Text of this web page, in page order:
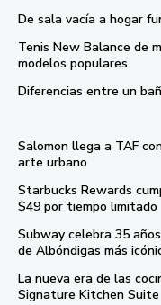
De sala vacía a hogar
Tenis New Balance de
modelos populares
Diferencias entre un
Salomon llega a TAF
arte urbano
Starbucks Rewards
$49 por tiempo limitado
Subway celebra 35
de Albóndigas más
La nueva era de las
Signature Kitchen Suite